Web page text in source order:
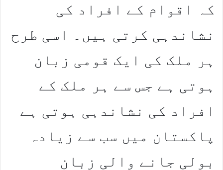
کہ اقوام کے افراد کی
نشاندہی کرتی ہیں۔ اسی طرح
ہر ملک کی ایک قومی زبان
ہوتی ہے جس سے ہر ملک کے
افراد کی نشاندہی ہوتی ہے
پاکستان میں سب سے زیادہ
بولی جانے والی زبان